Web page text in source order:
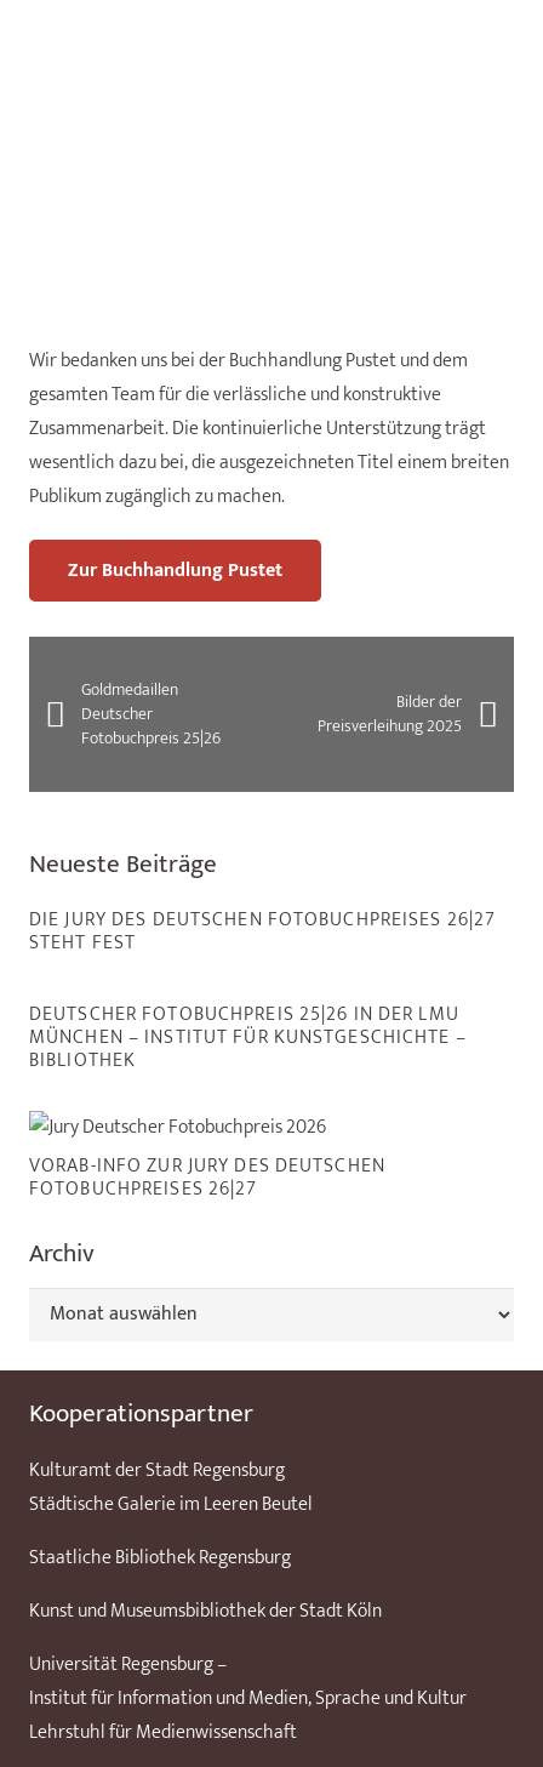
Wir bedanken uns bei der Buchhandlung Pustet und dem
gesamten Team für die verlässliche und konstruktive
Zusammenarbeit. Die kontinuierliche Unterstützung trägt
wesentlich dazu bei, die ausgezeichneten Titel einem breiten
Publikum zugänglich zu machen.
Zur Buchhandlung Pustet
Goldmedaillen
Deutscher
Fotobuchpreis 25|26
Bilder der
Preisverleihung 2025
Neueste Beiträge
DIE JURY DES DEUTSCHEN FOTOBUCHPREISES 26|27
STEHT FEST
DEUTSCHER FOTOBUCHPREIS 25|26 IN DER LMU
MÜNCHEN – INSTITUT FÜR KUNSTGESCHICHTE –
BIBLIOTHEK
VORAB-INFO ZUR JURY DES DEUTSCHEN
FOTOBUCHPREISES 26|27
Archiv
Archiv
Kooperationspartner
Kulturamt der Stadt Regensburg
Städtische Galerie im Leeren Beutel
Staatliche Bibliothek Regensburg
Kunst und Museumsbibliothek der Stadt Köln
Universität Regensburg –
Institut für Information und Medien, Sprache und Kultur
Lehrstuhl für Medienwissenschaft